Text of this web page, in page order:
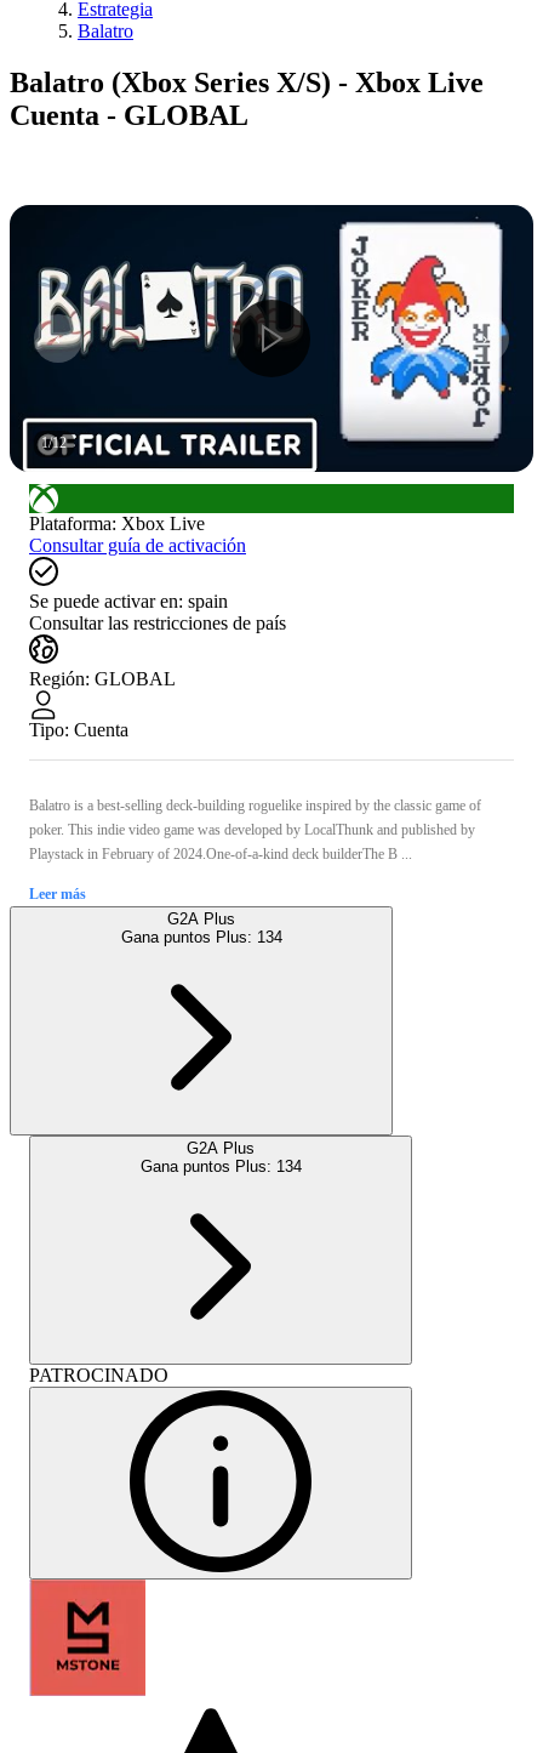
Estrategia
Balatro
Balatro (Xbox Series X/S) - Xbox Live
Cuenta - GLOBAL
1/12
Plataforma: Xbox Live
Consultar guía de activación
Se puede activar en: spain
Consultar las restricciones de país
Región: GLOBAL
Tipo: Cuenta
Balatro is a best-selling deck-building roguelike inspired by the classic game of
poker. This indie video game was developed by LocalThunk and published by
Playstack in February of 2024.One-of-a-kind deck builderThe B ...
Leer más
G2A Plus
Gana puntos Plus: 134
G2A Plus
Gana puntos Plus: 134
PATROCINADO